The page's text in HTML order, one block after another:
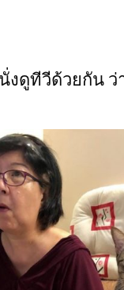
งดูทีวีด้วยกัน ว่